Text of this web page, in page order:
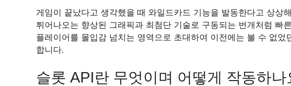
게임이 끝났다고 생각했을 때 와일드카드 기능을 발동한다고 상상
튀어나오는 향상된 그래픽과 최첨단 기술로 구동되는 번개처럼 빠
플레이어를 몰입감 넘치는 영역으로 초대하여 이전에는 볼 수 없
합니다.
슬롯 API란 무엇이며 어떻게 작동하나